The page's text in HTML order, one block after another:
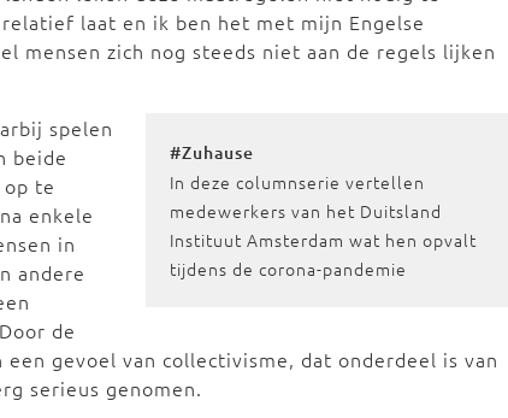
laat en ik ben het met mijn Engelse
mensen zich nog steeds niet aan de regels lijken
#Zuhause
In deze columnserie vertellen
medewerkers van het Duitsland
Instituut Amsterdam wat hen opvalt
tijdens de corona-pandemie
spelen
beide
te
enkele
in
andere
de
gevoel van collectivisme, dat onderdeel is van
serieus genomen.